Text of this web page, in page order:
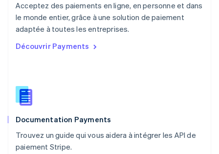
Acceptez des paiements en ligne, en personne et dans
le monde entier, grâce à une solution de paiement
adaptée à toutes les entreprises.
Découvrir Payments
Documentation Payments
Trouvez un guide qui vous aidera à intégrer les API de
paiement Stripe.
NederlandsEnglish
Pologne
English
PortuguêsEnglish
English
Roumanie
Royaume-Uni
Singapour
English 简体中文